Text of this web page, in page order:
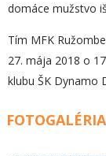
domáce mužstvo
Tím MFK
27. mája 2018 o
klubu ŠK Dynamo
FOTOGALÉRIA